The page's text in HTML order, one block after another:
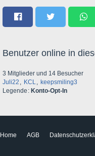
Benutzer online in
3 Mitglieder und 14 Besucher
Juli22
KCL
keepsmiling3
Legende
Konto-Opt-In
Home AGB